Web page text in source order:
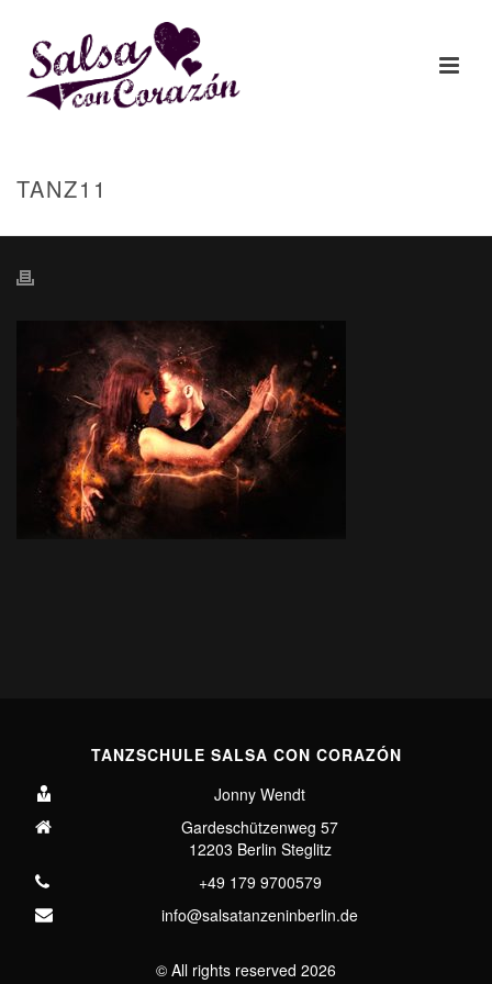
TANZ11
TANZSCHULE SALSA CON CORAZÓN
Jonny Wendt
Gardeschützenweg 57
12203 Berlin Steglitz
+49 179 9700579
info@salsatanzeninberlin.de
© All rights reserved 2026